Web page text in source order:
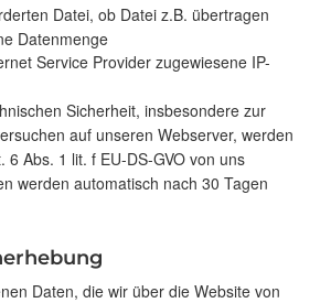
Datei, ob Datei z.B. übertragen
Datenmenge
Service Provider zugewiesene IP-
Sicherheit, insbesondere zur
auf unseren Webserver, werden
6 Abs. 1 lit. f EU-DS-GVO von uns
werden automatisch nach 30 Tagen
Daten, die wir über die Website von